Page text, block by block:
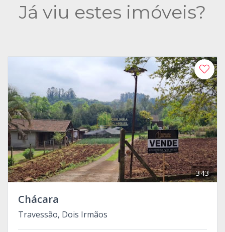
Já viu estes imóveis?
343
Chácara
Travessão, Dois Irmãos